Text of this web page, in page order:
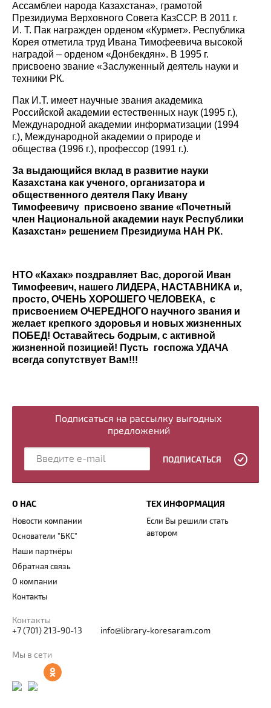
Ассамблеи народа Казахстана», грамотой
Президиума Верховного Совета КазССР. В 2011 г.
И. Т. Пак награжден орденом «Курмет». Республика
Корея отметила труд Ивана Тимофеевича высокой
наградой – орденом «Донбекдян». В 1995 г.
присвоено звание «Заслуженный деятель науки и
техники РК.
Пак И.Т. имеет научные звания академика
Российской академии естественных наук (1995 г.),
Международной академии информатизации (1994
г.), Международной академии о природе и
общества (1996 г.), профессор (1991 г.).
За выдающийся вклад в развитие науки
Казахстана как ученого, организатора и
общественного деятеля Паку Ивану
Тимофеевичу присвоено звание «Почетный
член Национальной академии наук Республики
Казахстан» решением Президиума НАН РК.
НТО «Кахак» поздравляет Вас, дорогой Иван
Тимофеевич, нашего ЛИДЕРА, НАСТАВНИКА и,
просто, ОЧЕНЬ ХОРОШЕГО ЧЕЛОВЕКА, с
присвоением ОЧЕРЕДНОГО научного звания и
желает крепкого здоровья и новых жизненных
ПОБЕД! Оставайтесь бодрым, с активной
жизненной позицией! Пусть госпожа УДАЧА
всегда сопутствует Вам!!!
Подписаться на рассылку выгодных
предложений
ПОДПИСАТЬСЯ
О НАС
Новости компании
Основатели "БКС"
Наши партнёры
Обратная связь
О компании
Контакты
ТЕХ ИНФОРМАЦИЯ
Если Вы решили стать
автором
Контакты
+7 (701) 213-90-13
info@library-koresaram.com
Мы в сети